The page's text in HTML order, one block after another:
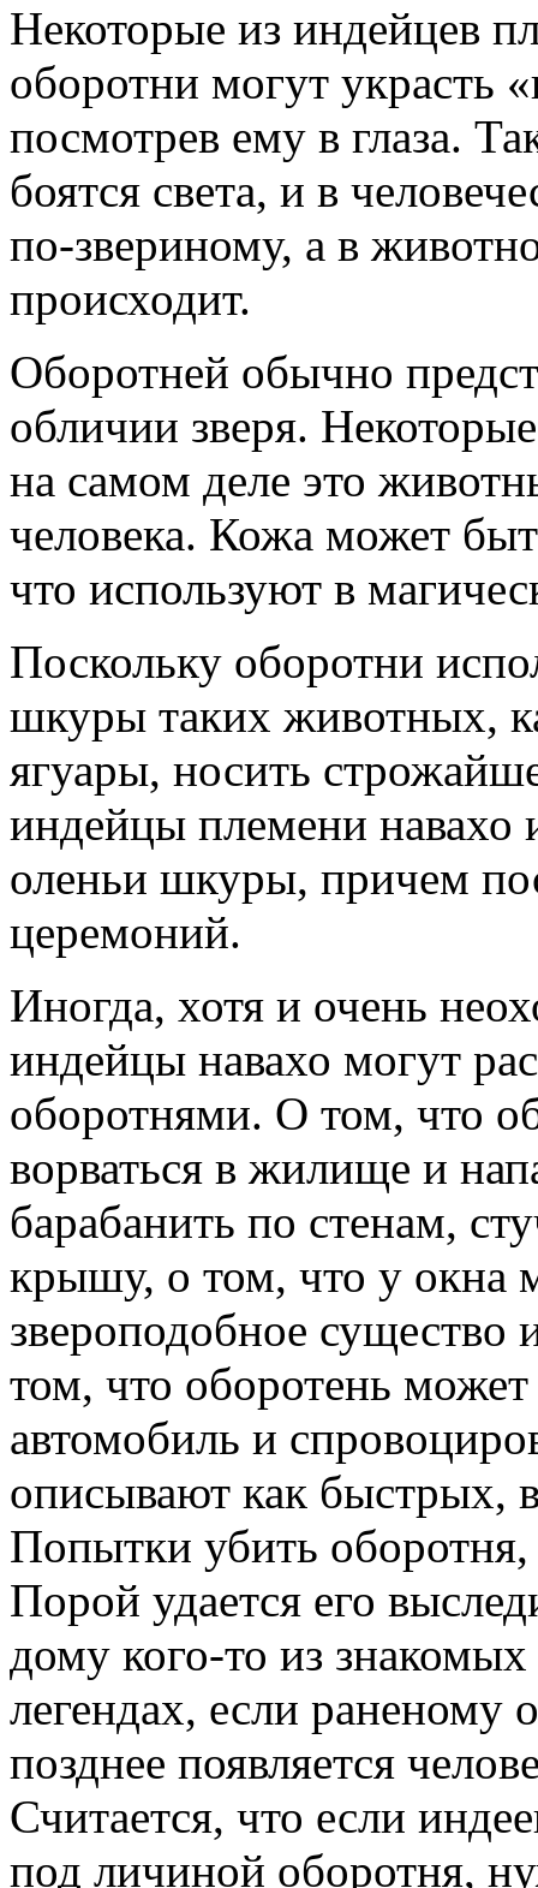
Некоторые из индейцев
оборотни могут украсть
посмотрев ему в глаза.
боятся света, и в
по-звериному, а в
происходит.
Оборотней обычно
обличии зверя.
на самом деле это
человека. Кожа может
что используют в
Поскольку оборотни
шкуры таких животных,
ягуары, носить
индейцы племени навахо
оленьи шкуры, причем
церемоний.
Иногда, хотя и очень
индейцы навахо могут
оборотнями. О том, что
ворваться в жилище и
барабанить по стенам,
крышу, о том, что у окна
звероподобное существо
том, что оборотень
автомобиль и
описывают как быстрых,
Попытки убить
Порой удается его
дому кого-то из
легендах, если раненому
позднее появляется
Считается, что если
под личиной оборотня,